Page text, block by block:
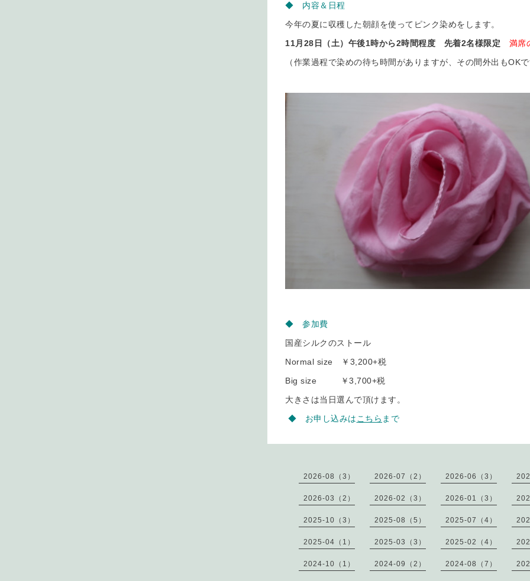
◆ 内容＆日程
今年の夏に収穫した朝顔を使ってピンク染めをします。
11月28日（土）午後1時から2時間程度 先着2名様限定 満席
（作業過程で染めの待ち時間がありますが、その間外出もOK
◆ 参加費
国産シルクのストール
Normal size ￥3,200+税
Big size ￥3,700+税
大きさは当日選んで頂けます。
◆ お申し込みはこちら まで
2026-08（3） 2026-07（2） 2026-06（3）
2026-03（2） 2026-02（3） 2026-01（3）
2025-10（3） 2025-08（5） 2025-07（4）
2025-04（1） 2025-03（3） 2025-02（4）
2024-10（1） 2024-09（2） 2024-08（7）